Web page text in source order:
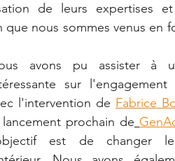
aquaponie
Guinée
de leurs expertises
nous sommes venus en
avons pu assister à
sur l'engagement
l'intervention de Fabrice
lancement prochain de
est de changer